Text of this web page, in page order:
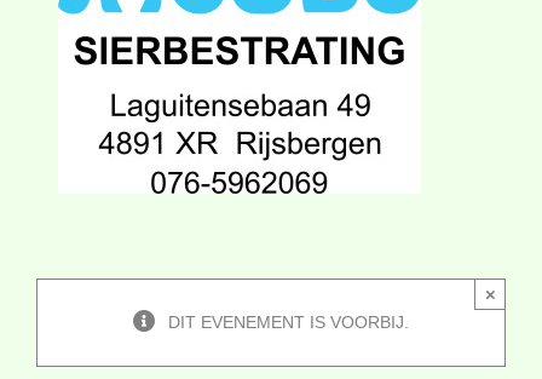
DIT EVENEMENT IS VOORBIJ.
×